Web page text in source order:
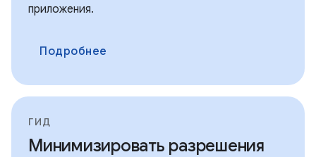
приложения.
Подробнее
ГИД
Минимизировать разрешения